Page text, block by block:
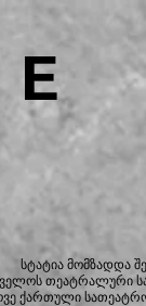
სტატია მომზადდა
თეატრალური
ქართული